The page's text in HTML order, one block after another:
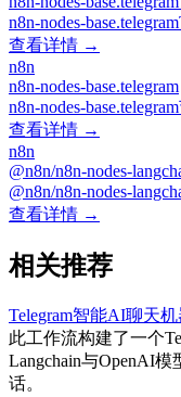
n8n-nodes-
查看详情 →
n8n
n8n-nodes-base.telegram
n8n-nodes-
查看详情 →
n8n
@n8n/n8n-nodes-
@n8n/n8n-nodes-
查看详情 →
相关推荐
Telegram智能AI聊天机
此工作流构建了一个
Langchain与OpenAI
话。